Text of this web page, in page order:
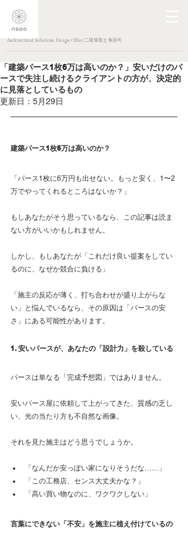
Architectural Solutions Design Office/二級建築士事務所
「建築パース1枚6万は高いのか？」安いだけのパ
ースで失注し続けるクライアントの方が、決定的
に見落としているもの
更新日： 5月29日
建築パース1枚6万は高いのか？
「パース1枚に6万円も出せない。もっと安く、1〜2
万でやってくれるところはないか？」
もしあなたがそう思っているなら、この記事は読ま
ない方がいいかもしれません。
しかし、もしあなたが「これだけ良い提案をしてい
るのに、なぜか競合に負ける」
「施主の反応が薄く、打ち合わせが盛り上がらな
い」と悩んでいるなら、その原因は「パースの安
さ」にある可能性があります。
1. 安いパースが、あなたの「設計力」を殺している
パースは単なる「完成予想図」ではありません。
安いパース屋に依頼して上がってきた、質感の乏し
い、光の当たり方も不自然な画像。
それを見た施主はどう思うでしょうか。
「なんだか安っぽい家になりそうだな……」
「この工務店、センス大丈夫かな？」
「高い買い物なのに、ワクワクしない」
言葉にできない「不安」を施主に植え付けているの